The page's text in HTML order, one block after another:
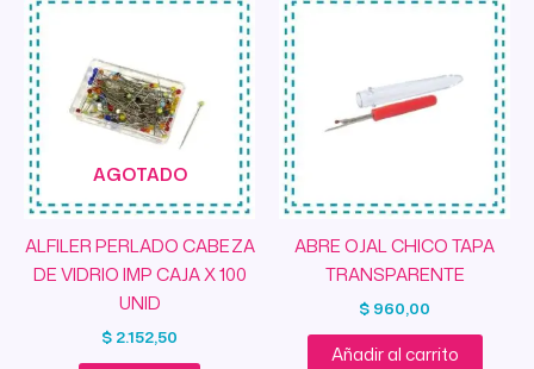
AGOTADO
ALFILER PERLADO CABEZA
DE VIDRIO IMP CAJA X 100
UNID
$ 2.152,50
ABRE OJAL CHICO TAPA
TRANSPARENTE
$ 960,00
Añadir al carrito